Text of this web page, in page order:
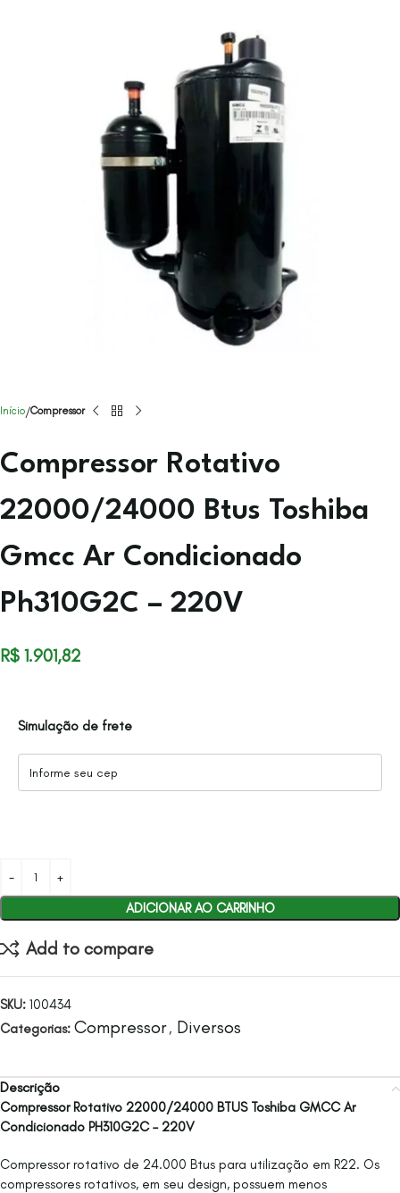
Início Compressor
Compressor Rotativo
22000/24000 Btus Toshiba
Gmcc Ar Condicionado
Ph310G2C – 220V
R$ 1.901,82
Simulação de frete
ADICIONAR AO CARRINHO
Add to compare
SKU: 100434
Categorias: Compressor, Diversos
Descrição
Compressor Rotativo 22000/24000 BTUS Toshiba GMCC Ar
Condicionado PH310G2C – 220V
Compressor rotativo de 24.000 Btus para utilização em R22. Os
compressores rotativos, em seu design, possuem menos